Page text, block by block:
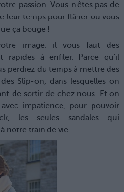
passion. Vous n'êtes pas de
leur temps pour flâner ou vous
ça bouge !
image, il vous faut des
rapides à enfiler. Parce qu'il
perdiez du temps à mettre des
Slip-on, dans lesquelles on
de sortir de chez nous. Et on
impatience, pour pouvoir
les seules sandales qui
notre train de vie.